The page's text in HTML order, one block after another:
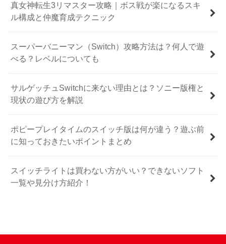
真女神転生3リマスター攻略｜ボス戦が楽になるスキ
ル構成と仲魔育成テクニック
スーパーバニーマン（Switch）攻略方法は？何人で遊
べる？レベルについても
サルゲッチュSwitchに来ない理由とは？ソニー版権と
現状の遊び方を解説
ポピープレイタイムのスイッチ版は何が違う？遊ぶ前
に知っておきたいポイントまとめ
スイッチライトは買わない方がいい？できないソフト
一覧や見分け方紹介！